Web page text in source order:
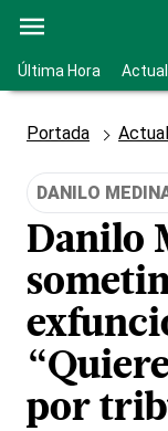
Última Hora
Portada
DANILO
Danilo
por